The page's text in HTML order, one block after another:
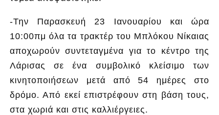
-Την Παρασκευή 23 Ιανουαρίου και ώρα
10:00πμ όλα τα τρακτέρ του Μπλόκου Νίκαιας
αποχωρούν συντεταγμένα για το κέντρο της
Λάρισας σε ένα συμβολικό κλείσιμο των
κινητοποιήσεων μετά από 54 ημέρες στο
δρόμο. Από εκεί επιστρέφουν στη βάση τους,
στα χωριά και στις καλλιέργειες.